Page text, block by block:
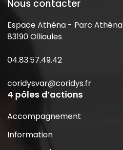
Nous contacter
Espace Athéna - Parc Athéna
83190 Ollioules
04.83.57.49.42
coridysvar@coridys.fr
4 pôles d’actions
Accompagnement
Information